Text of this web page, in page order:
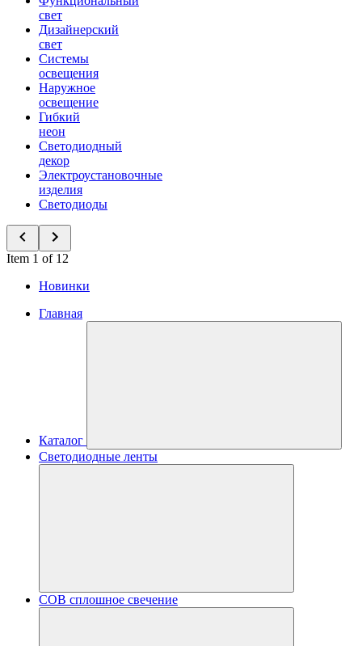
свет
Дизайнерский
свет
Системы
освещения
Наружное
освещение
Гибкий
неон
Светодиодный
декор
Электроустановочные
изделия
Светодиоды
Item 1 of 12
Новинки
Главная
Каталог
Светодиодные ленты
COB сплошное свечение